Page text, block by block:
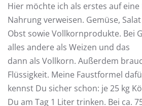
Hier möchte ich als erstes auf
Nahrung verweisen. Gemüse,
Obst sowie Vollkornprodukte. Bei
alles andere als Weizen und das
dann als Vollkorn. Außerdem
Flüssigkeit. Meine Faustformel
kennst Du sicher schon: je 25 kg
Du am Tag 1 Liter trinken. Bei ca.